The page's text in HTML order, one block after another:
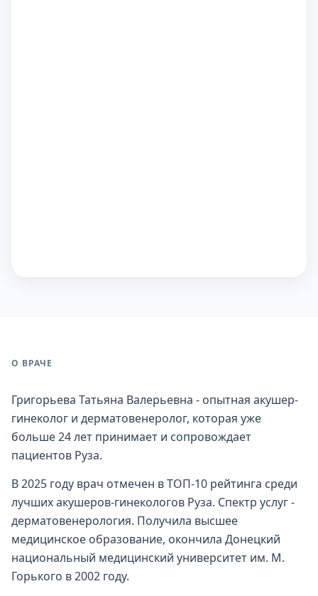
О ВРАЧЕ
Григорьева Татьяна Валерьевна - опытная акушер-
гинеколог и дерматовенеролог, которая уже
больше 24 лет принимает и сопровождает
пациентов Руза.
В 2025 году врач отмечен в ТОП-10 рейтинга среди
лучших акушеров-гинекологов Руза. Спектр услуг -
дерматовенерология. Получила высшее
медицинское образование, окончила Донецкий
национальный медицинский университет им. М.
Горького в 2002 году.